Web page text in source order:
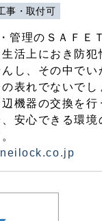
事・取付可
管理のＳＡＦＥ
活上におき防犯
し、その中でい
表れでないでし
機器の交換を行
安心できる環境